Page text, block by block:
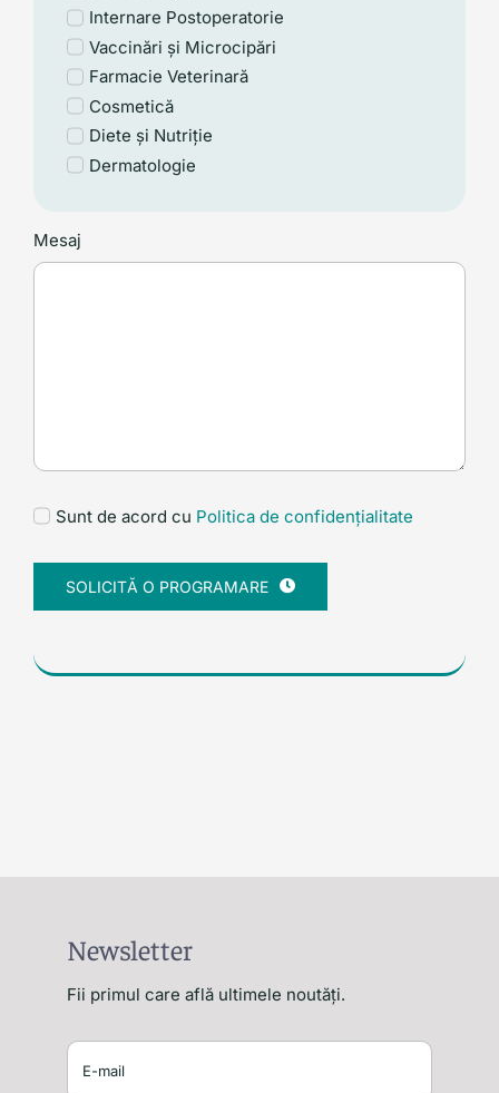
Internare Postoperatorie
Vaccinări și Microcipări
Farmacie Veterinară
Cosmetică
Diete și Nutriție
Dermatologie
Mesaj
Sunt de acord cu Politica de confidențialitate
SOLICITĂ O PROGRAMARE
Newsletter
Fii primul care află ultimele noutăți.